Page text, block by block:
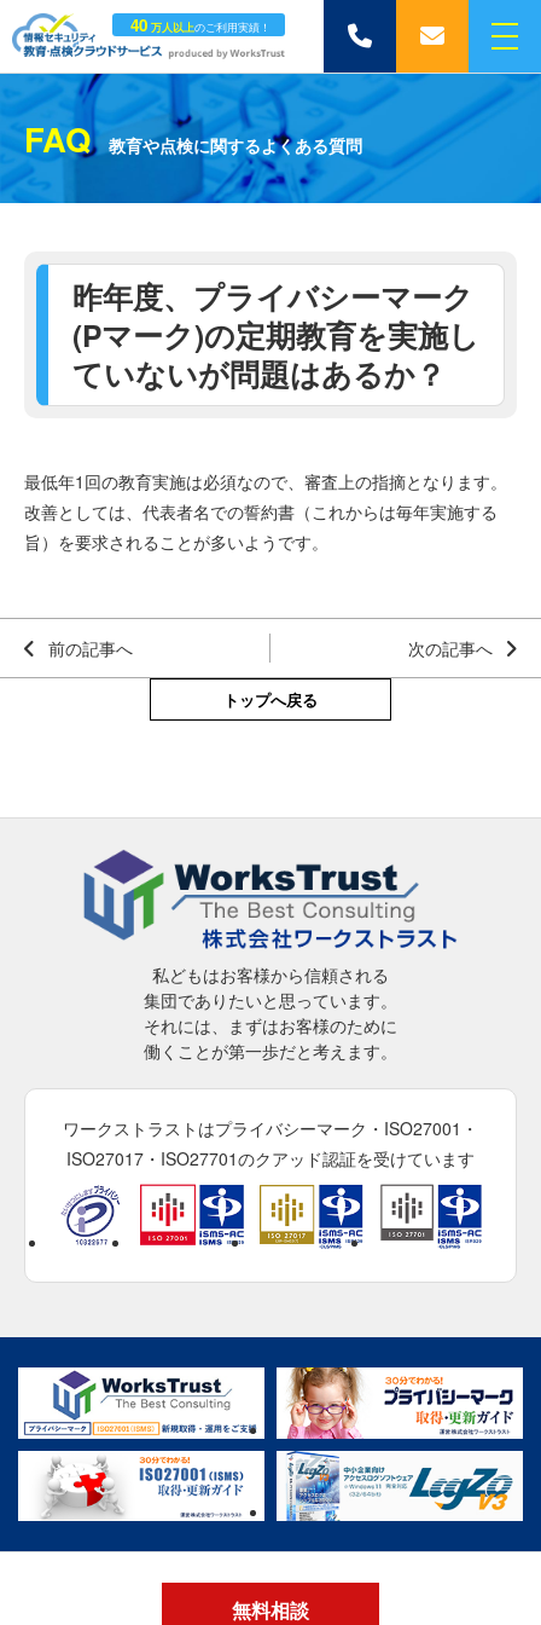
40 万人以上のご利用実績！
050-
5369-
0854
メ
ー
は
こ
メ
ニ
ュ
ー
FAQ 教育や点検に関するよくある質問
昨年度、プライバシーマーク
(Pマーク)の定期教育を実施し
ていないが問題はあるか？
最低年1回の教育実施は必須なので、審査上の指摘となります。
改善としては、代表者名での誓約書（これからは毎年実施する
旨）を要求されることが多いようです。
前の記事へ 次の記事へ
トップへ戻る
私どもはお客様から信頼される
集団でありたいと思っています。
それには、まずはお客様のために
働くことが第一歩だと考えます。
ワークストラストはプライバシーマーク・ISO27001・
ISO27017・ISO27701のクアッド認証を受けています
無料相談